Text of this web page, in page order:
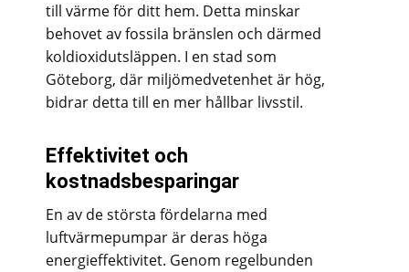
till värme för ditt hem. Detta minskar
behovet av fossila bränslen och därmed
koldioxidutsläppen. I en stad som
Göteborg, där miljömedvetenhet är hög,
bidrar detta till en mer hållbar livsstil.
Effektivitet och
kostnadsbesparingar
En av de största fördelarna med
luftvärmepumpar är deras höga
energieffektivitet. Genom regelbunden